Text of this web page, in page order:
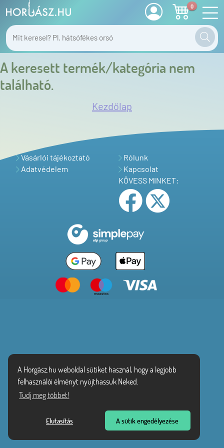
A Horgász.hu weboldal sütiket használ, hogy a legjobb
felhasználói élményt nyújthassuk Neked.
Tudj meg többet!
Elutasítás A sütik engedélyezése
0
A keresett termék/kategória nem
található.
Kezdőlap
Vásárlói tájékoztató
Adatvédelem
Rólunk
Kapcsolat
KÖVESS MINKET: